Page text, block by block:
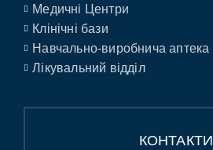
Медичні Центри
Клінічні бази
Навчально-виробнича аптека
Лікувальний відділ
КОНТАКТИ